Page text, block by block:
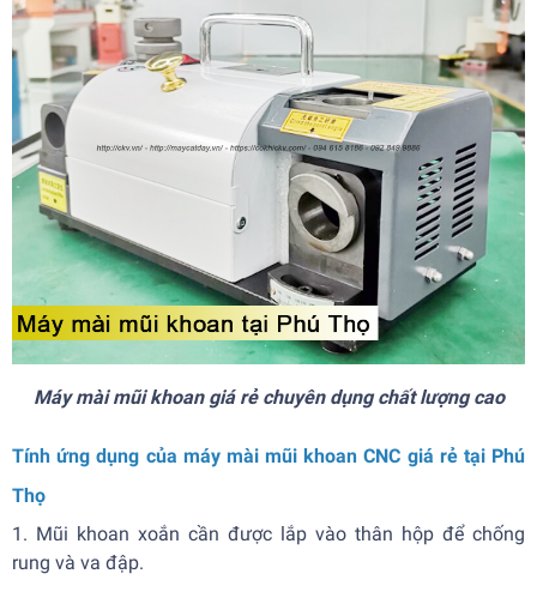
Máy mài mũi khoan giá rẻ chuyên dụng chất lượng cao
Tính ứng dụng của máy mài mũi khoan CNC giá rẻ tại Phú
Thọ
1. Mũi khoan xoắn cần được lắp vào thân hộp để chống
rung và va đập.